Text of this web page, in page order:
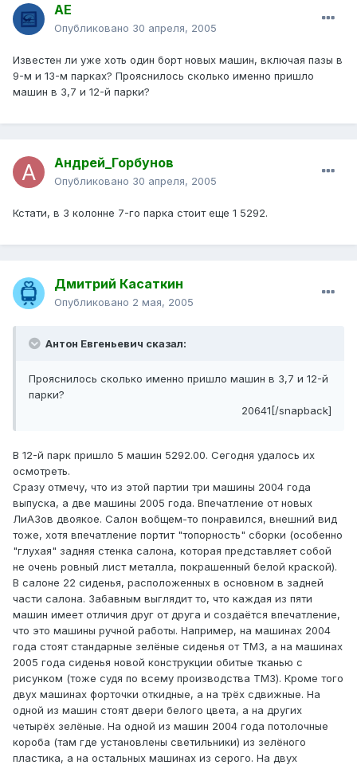
АЕ
Опубликовано 30 апреля, 2005
Известен ли уже хоть один борт новых машин, включая пазы в
9-м и 13-м парках? Прояснилось сколько именно пришло
машин в 3,7 и 12-й парки?
Андрей_Горбунов
Опубликовано 30 апреля, 2005
Кстати, в 3 колонне 7-го парка стоит еще 1 5292.
Дмитрий Касаткин
Опубликовано 2 мая, 2005
Антон Евгеньевич сказал:
Прояснилось сколько именно пришло машин в 3,7 и 12-й
парки?
20641[/snapback]
В 12-й парк пришло 5 машин 5292.00. Сегодня удалось их
осмотреть.
Сразу отмечу, что из этой партии три машины 2004 года
выпуска, а две машины 2005 года. Впечатление от новых
ЛиАЗов двоякое. Салон вобщем-то понравился, внешний вид
тоже, хотя впечатление портит "топорность" сборки (особенно
"глухая" задняя стенка салона, которая представляет собой
не очень ровный лист металла, покрашенный белой краской).
В салоне 22 сиденья, расположенных в основном в задней
части салона. Забавным выглядит то, что каждая из пяти
машин имеет отличия друг от друга и создаётся впечатление,
что это машины ручной работы. Например, на машинах 2004
года стоят стандарные зелёные сиденья от ТМЗ, а на машинах
2005 года сиденья новой конструкции обитые тканью с
рисунком (тоже судя по всему производства ТМЗ). Кроме того
двух машинах форточки откидные, а на трёх сдвижные. На
одной из машин стоят двери белого цвета, а на других
четырёх зелёные. На одной из машин 2004 года потолочные
короба (там где установлены светильники) из зелёного
пластика, а на остальных машинах из серого. На двух